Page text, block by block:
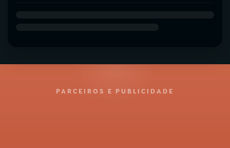
PARCEIROS E PUBLICIDADE